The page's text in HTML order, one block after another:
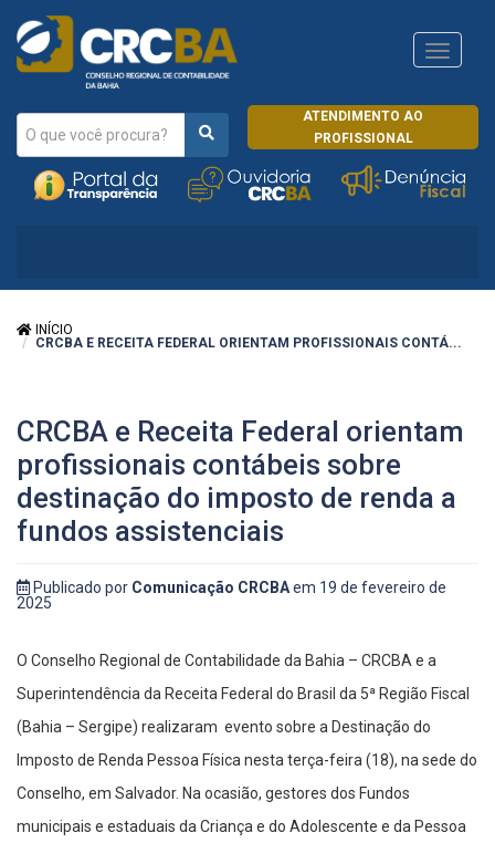
ATENDIMENTO AO
PROFISSIONAL
CRCRJ
INÍCIO
CRCBA E RECEITA FEDERAL ORIENTAM PROFISSIONAIS CONTÁ...
CRCBA e Receita Federal orientam
profissionais contábeis sobre
destinação do imposto de renda a
fundos assistenciais
Publicado por Comunicação CRCBAem 19 de fevereiro de
2025
O Conselho Regional de Contabilidade da Bahia – CRCBA e a
Superintendência da Receita Federal do Brasil da 5ª Região Fiscal
(Bahia – Sergipe) realizaram evento sobre a Destinação do
Imposto de Renda Pessoa Física nesta terça-feira (18), na sede do
Conselho, em Salvador. Na ocasião, gestores dos Fundos
municipais e estaduais da Criança e do Adolescente e da Pessoa